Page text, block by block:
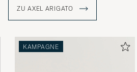
250 internationalen Einzelhändlern
globale kreative Perspektive.
Arigato mit einer vielfältigen
einer ständig wachsenden
ZU AXEL ARIGATO
KAMPAGNE